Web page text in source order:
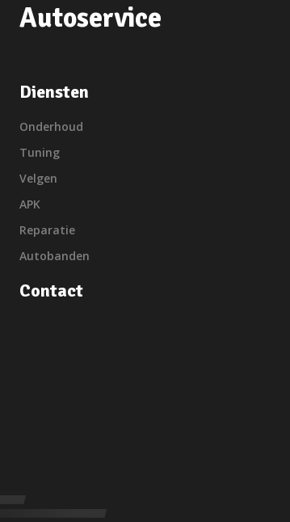
Autoservice
Diensten
Onderhoud
Tuning
Velgen
APK
Reparatie
Autobanden
Contact